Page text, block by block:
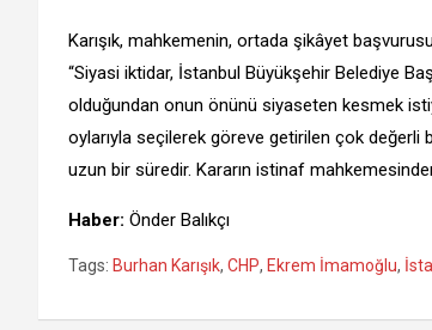
Karışık, mahkemenin, ortada şikâyet
“Siyasi iktidar, İstanbul Büyükşehir Belediye
olduğundan onun önünü siyaseten kesmek
oylarıyla seçilerek göreve getirilen çok değerli
uzun bir süredir. Kararın istinaf
Haber: Önder Balıkçı
Tags: Burhan Karışık, CHP, Ekrem İmamoğlu,